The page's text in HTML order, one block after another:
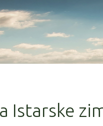
Istarske